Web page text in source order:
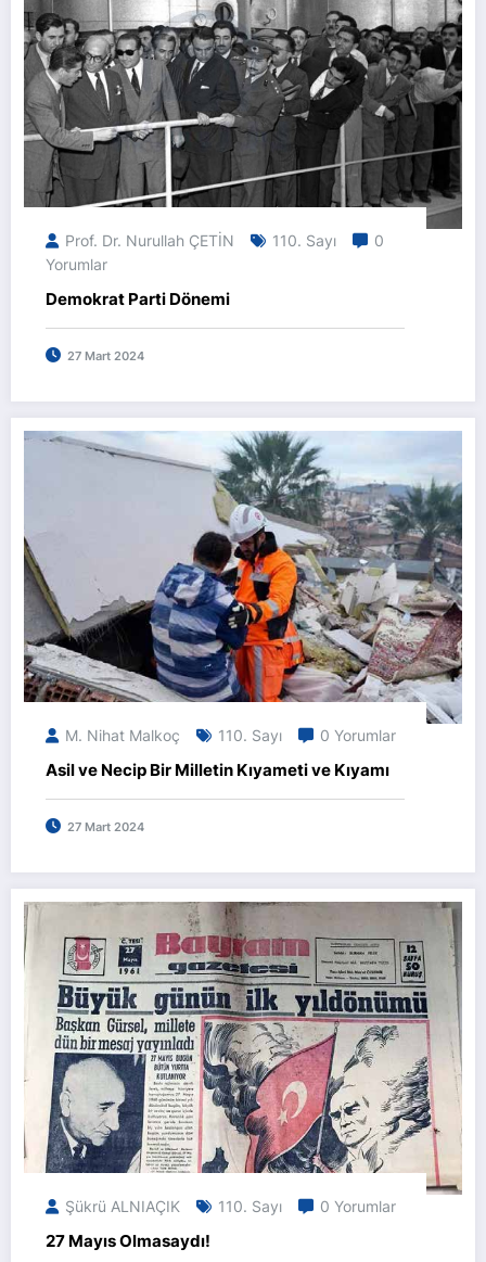
Prof. Dr. Nurullah ÇETİN 110. Sayı
0
Yorumlar
Demokrat Parti Dönemi
27 Mart 2024
M. Nihat Malkoç 110. Sayı 0 Yorumlar
Asil ve Necip Bir Milletin Kıyameti ve Kıyamı
27 Mart 2024
Şükrü ALNIAÇIK 110. Sayı 0 Yorumlar
27 Mayıs Olmasaydı!